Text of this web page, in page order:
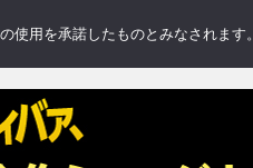
用を承諾したものとみなされます。